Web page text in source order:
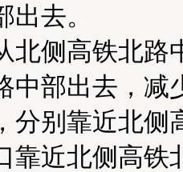
去。
北侧高铁北
中部出去，
分别靠近北侧
靠近北侧高铁